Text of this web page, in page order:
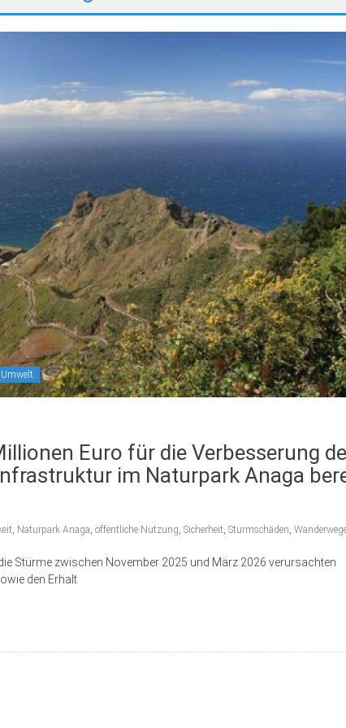
Umwelt
Euro für die Verbesserung
im Naturpark Anaga
Naturpark Anaga öffentliche Nutzung Sicherheit Sturmschäden
Stürme zwischen November 2025 und März 2026 verursachten
den Erhalt